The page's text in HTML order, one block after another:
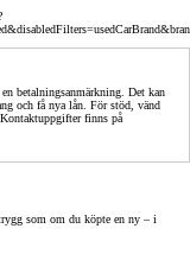
betalningsanmärkning. Det kan
och få nya lån. För stöd, vänd
finns på
som om du köpte en ny – i